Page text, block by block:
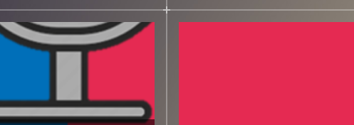
02/07/2025